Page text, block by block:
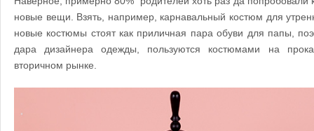
новые вещи. Взять, например, карнавальный костюм для
новые костюмы стоят как приличная пара обуви для папы,
дара дизайнера одежды, пользуются костюмами на
вторичном рынке.